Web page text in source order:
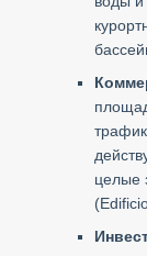
целые